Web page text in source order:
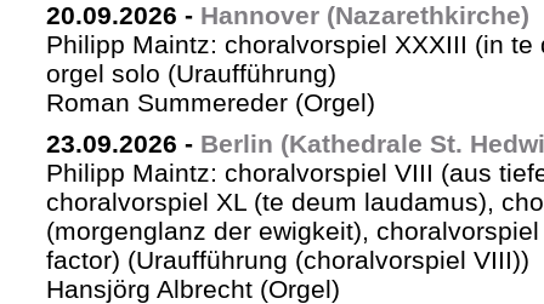
20.09.2026 - Hannover (Nazarethkirche)
Philipp Maintz: choralvorspiel XXXIII (in te
orgel solo (Uraufführung)
Roman Summereder (Orgel)
23.09.2026 - Berlin (Kathedrale St.
Philipp Maintz: choralvorspiel VIII (aus
choralvorspiel XL (te deum laudamus),
(morgenglanz der ewigkeit),
factor) (Uraufführung (choralvorspiel VIII))
Hansjörg Albrecht (Orgel)